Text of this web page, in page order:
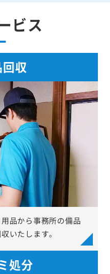
ビス
収
品から事務所の備品
いたします。
処分